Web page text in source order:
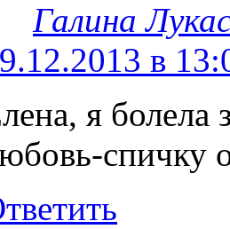
Галина
в
я болела
спичку